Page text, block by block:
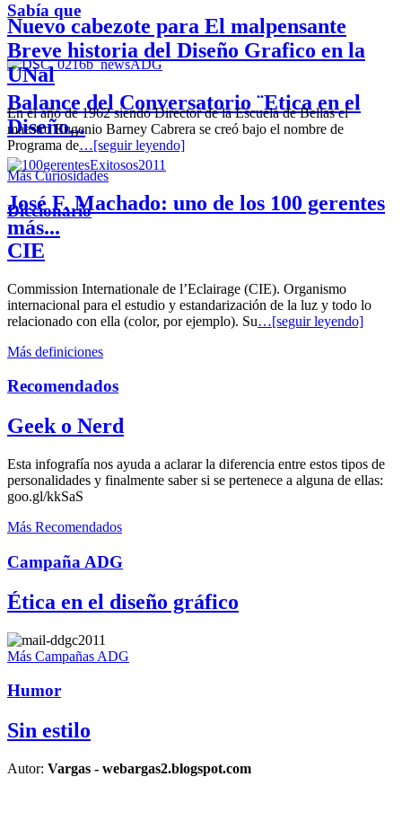
Nuevo cabezote para El malpensante
Balance del Conversatorio ¨Etica en el
Diseño...
José F. Machado: uno de los 100 gerentes
más...
Sabía que
Breve historia del Diseño Grafico en la
UNal
En el año de 1962 siendo Director de la Escuela de Bellas el
maestro Eugenio Barney Cabrera se creó bajo el nombre de
Programa de…[seguir leyendo]
Más Curiosidades
Diccionario
CIE
Commission Internationale de l’Eclairage (CIE). Organismo
internacional para el estudio y estandarización de la luz y todo lo
relacionado con ella (color, por ejemplo). Su…[seguir leyendo]
Más definiciones
Recomendados
Geek o Nerd
Esta infografía nos ayuda a aclarar la diferencia entre estos tipos de
personalidades y finalmente saber si se pertenece a alguna de ellas:
goo.gl/kkSaS
Más Recomendados
Campaña ADG
Ética en el diseño gráfico
Más Campañas ADG
Humor
Sin estilo
Autor: Vargas - webargas2.blogspot.com